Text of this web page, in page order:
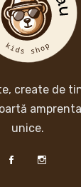
create de
unice.